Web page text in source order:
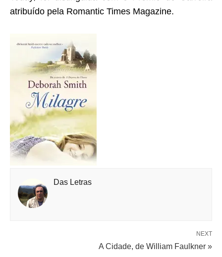
atribuído pela Romantic Times Magazine.
Das Letras
NEXT
A Cidade, de William Faulkner »